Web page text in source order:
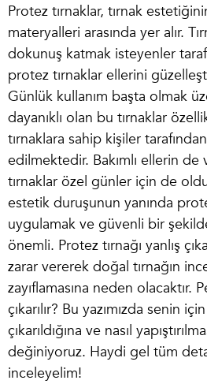
Protez tırnaklar, tırnak
materyalleri arasında yer alır.
dokunuş katmak isteyenler
protez tırnaklar ellerini
Günlük kullanım başta olmak
dayanıklı olan bu tırnaklar
tırnaklara sahip kişiler
edilmektedir. Bakımlı ellerin
tırnaklar özel günler için de
estetik duruşunun yanında
uygulamak ve güvenli bir
önemli. Protez tırnağı yanlış
zarar vererek doğal tırnağın
zayıflamasına neden olacaktır.
çıkarılır? Bu yazımızda senin
çıkarıldığına ve nasıl
değiniyoruz. Haydi gel tüm
inceleyelim!